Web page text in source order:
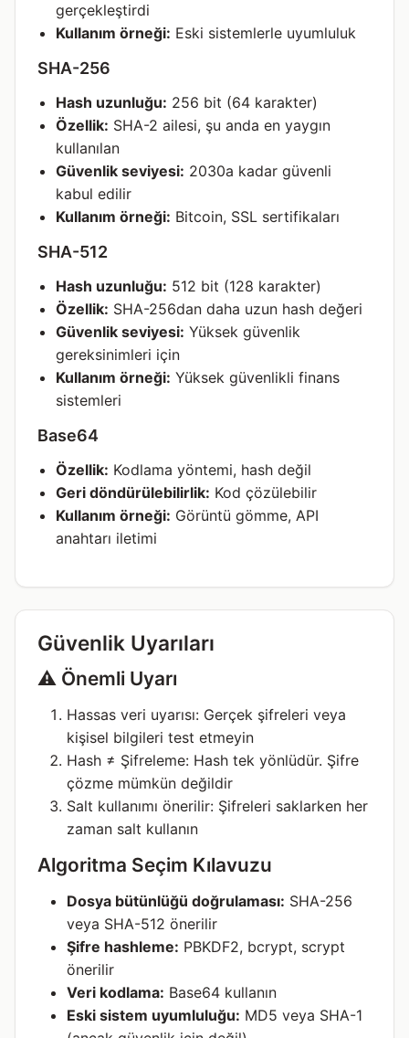
gerçekleştirdi
Kullanım örneği: Eski sistemlerle uyumluluk
SHA-256
Hash uzunluğu: 256 bit (64 karakter)
Özellik: SHA-2 ailesi, şu anda en yaygın
kullanılan
Güvenlik seviyesi: 2030a kadar güvenli
kabul edilir
Kullanım örneği: Bitcoin, SSL sertifikaları
SHA-512
Hash uzunluğu: 512 bit (128 karakter)
Özellik: SHA-256dan daha uzun hash değeri
Güvenlik seviyesi: Yüksek güvenlik
gereksinimleri için
Kullanım örneği: Yüksek güvenlikli finans
sistemleri
Base64
Özellik: Kodlama yöntemi, hash değil
Geri döndürülebilirlik: Kod çözülebilir
Kullanım örneği: Görüntü gömme, API
anahtarı iletimi
Güvenlik Uyarıları
⚠️ Önemli Uyarı
Hassas veri uyarısı: Gerçek şifreleri veya
kişisel bilgileri test etmeyin
Hash ≠ Şifreleme: Hash tek yönlüdür. Şifre
çözme mümkün değildir
Salt kullanımı önerilir: Şifreleri saklarken her
zaman salt kullanın
Algoritma Seçim Kılavuzu
Dosya bütünlüğü doğrulaması: SHA-256
veya SHA-512 önerilir
Şifre hashleme: PBKDF2, bcrypt, scrypt
önerilir
Veri kodlama: Base64 kullanın
Eski sistem uyumluluğu: MD5 veya SHA-1